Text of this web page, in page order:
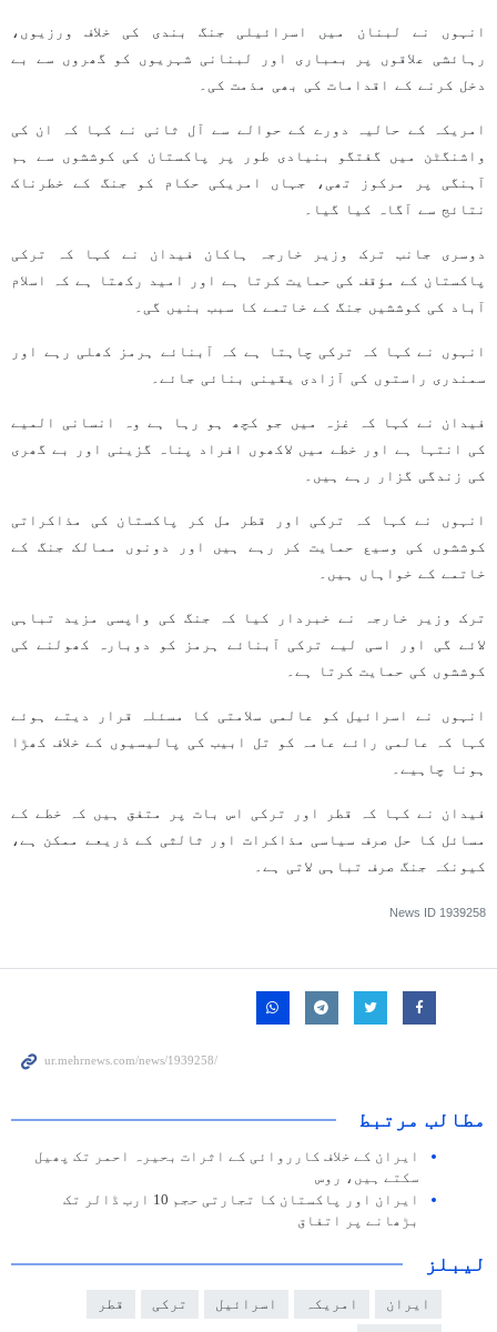
انہوں نے لبنان میں اسرائیلی جنگ بندی کی خلاف ورزیوں،
رہائشی علاقوں پر بمباری اور لبنانی شہریوں کو گھروں سے بے
دخل کرنے کے اقدامات کی بھی مذمت کی۔
امریکہ کے حالیہ دورے کے حوالے سے آل ثانی نے کہا کہ ان کی
واشنگٹن میں گفتگو بنیادی طور پر پاکستان کی کوششوں سے ہم
آہنگی پر مرکوز تھی، جہاں امریکی حکام کو جنگ کے خطرناک
نتائج سے آگاہ کیا گیا۔
دوسری جانب ترک وزیر خارجہ ہاکان فیدان نے کہا کہ ترکی
پاکستان کے مؤقف کی حمایت کرتا ہے اور امید رکھتا ہے کہ اسلام
آباد کی کوششیں جنگ کے خاتمے کا سبب بنیں گی۔
انہوں نے کہا کہ ترکی چاہتا ہے کہ آبنائے ہرمز کھلی رہے اور
سمندری راستوں کی آزادی یقینی بنائی جائے۔
فیدان نے کہا کہ غزہ میں جو کچھ ہو رہا ہے وہ انسانی المیے
کی انتہا ہے اور خطے میں لاکھوں افراد پناہ گزینی اور بے گھری
کی زندگی گزار رہے ہیں۔
انہوں نے کہا کہ ترکی اور قطر مل کر پاکستان کی مذاکراتی
کوششوں کی وسیع حمایت کر رہے ہیں اور دونوں ممالک جنگ کے
خاتمے کے خواہاں ہیں۔
ترک وزیر خارجہ نے خبردار کیا کہ جنگ کی واپسی مزید تباہی
لائے گی اور اسی لیے ترکی آبنائے ہرمز کو دوبارہ کھولنے کی
کوششوں کی حمایت کرتا ہے۔
انہوں نے اسرائیل کو عالمی سلامتی کا مسئلہ قرار دیتے ہوئے
کہا کہ عالمی رائے عامہ کو تل ابیب کی پالیسیوں کے خلاف کھڑا
ہونا چاہیے۔
فیدان نے کہا کہ قطر اور ترکی اس بات پر متفق ہیں کہ خطے کے
مسائل کا حل صرف سیاسی مذاکرات اور ثالثی کے ذریعے ممکن ہے،
کیونکہ جنگ صرف تباہی لاتی ہے۔
News ID 1939258
مطالب مرتبط
ایران کے خلاف کارروائی کے اثرات بحیرہ احمر تک پھیل
سکتے ہیں، روس
ایران اور پاکستان کا تجارتی حجم 10 ارب ڈالر تک
بڑھانے پر اتفاق
لیبلز
ایران امریکہ اسرائیل ترکی قطر